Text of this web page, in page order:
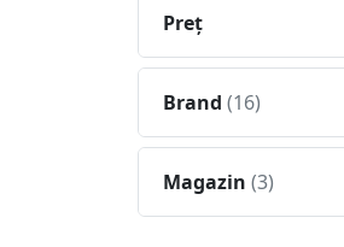
Preţ
Brand (16)
Magazin (3)